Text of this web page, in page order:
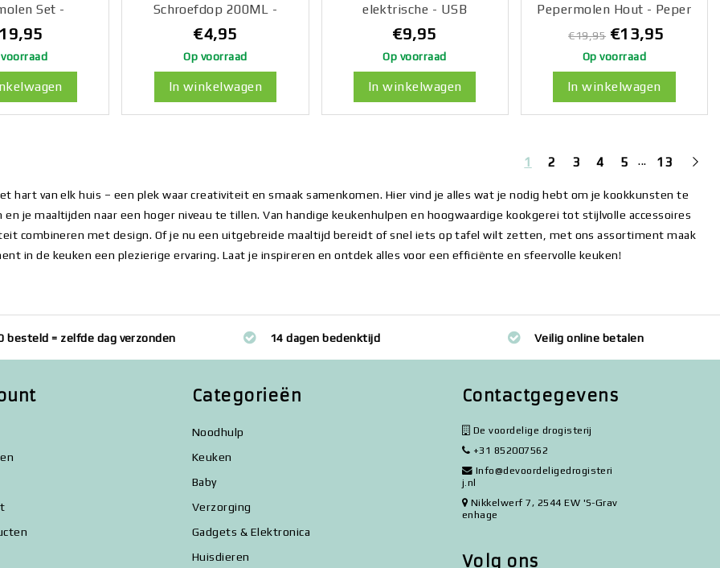
Set -
Hout -
Hout - Peper-
-
- 2 Stuks -
- 20cm
voorraad
Schroefdop 200ML -
Platvink - Drinkfles -
Zakfles - Drankflacon -
RVS
€4,95
Op voorraad
In winkelwagen
elektrische - USB
oplaadbal - Mini Portable
Chopper - 250ml - Roze
€9,95
Op voorraad
In winkelwagen
Pepermolen Hout - Peper
En Zoutmolen - Peper En
Zoutmolen Set -
Kruidenmaler - 2 Stuks
Zwart - 27cm
€19,95 €13,95
Op voorraad
In winkelwagen
1 2 3 4 5 ... 13
hart van elk huis – een plek waar creativiteit en smaak samenkomen. Hier vind je alles wat je nodig hebt om je kookkunsten te
je maaltijden naar een hoger niveau te tillen. Van handige keukenhulpen en hoogwaardige kookgerei tot stijlvolle accessoires
combineren met design. Of je nu een uitgebreide maaltijd bereidt of snel iets op tafel wilt zetten, met ons assortiment maak
in de keuken een plezierige ervaring. Laat je inspireren en ontdek alles voor een efficiënte en sfeervolle keuken!
besteld = zelfde dag verzonden 14 dagen bedenktijd Veilig online betalen
Categorieën
Noodhulp
Keuken
Baby
Verzorging
Gadgets & Elektronica
Huisdieren
Contactgegevens
De voordelige drogisterij
+31 852007562
Info@devoordeligedrogisteri
j.nl
Nikkelwerf 7, 2544 EW 'S-Grav
enhage
Volg ons